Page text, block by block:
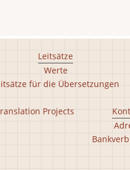
Leitsätze
Werte
für die Übersetzungen
Projects